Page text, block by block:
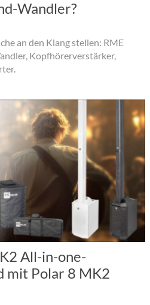
Wandler?
an den Klang stellen: RME
Kopfhörerverstärker,
All-in-one-
mit Polar 8 MK2